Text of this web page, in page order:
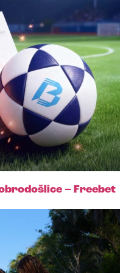
– Freebet